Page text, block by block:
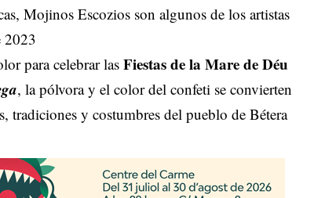
Mojinos Escozios son algunos de los artistas
2023
para celebrar lasFiestas de la Mare de Déu
, la pólvora y el color del confeti se convierten
tradiciones y costumbres del pueblo de Bétera